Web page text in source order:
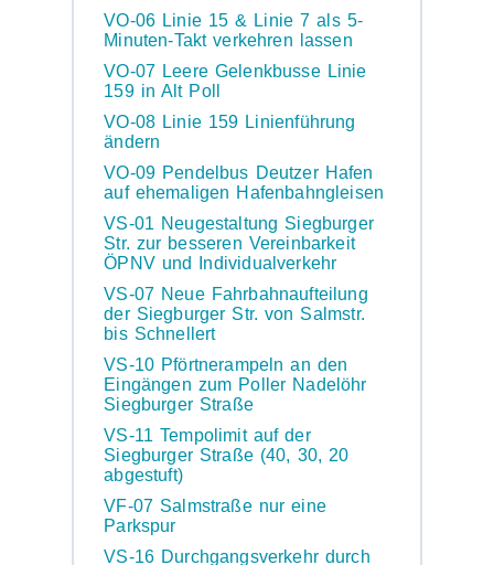
VO-06 Linie 15 & Linie 7 als 5-
Minuten-Takt verkehren lassen
VO-07 Leere Gelenkbusse Linie
159 in Alt Poll
VO-08 Linie 159 Linienführung
ändern
VO-09 Pendelbus Deutzer Hafen
auf ehemaligen Hafenbahngleisen
VS-01 Neugestaltung Siegburger
Str. zur besseren Vereinbarkeit
ÖPNV und Individualverkehr
VS-07 Neue Fahrbahnaufteilung
der Siegburger Str. von Salmstr.
bis Schnellert
VS-10 Pförtnerampeln an den
Eingängen zum Poller Nadelöhr
Siegburger Straße
VS-11 Tempolimit auf der
Siegburger Straße (40, 30, 20
abgestuft)
VF-07 Salmstraße nur eine
Parkspur
VS-16 Durchgangsverkehr durch